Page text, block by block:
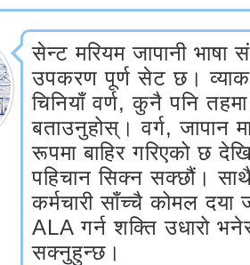
सेन्ट मरियम जापानी भाषा
उपकरण पूर्ण सेट छ।
चिनियाँ वर्ण, कुनै पनि
बताउनुहोस्। वर्ग, जापान
रूपमा बाहिर गरिएको छ
पहिचान सिक्न सक्छौं।
कर्मचारी साँच्चै कोमल
ALA गर्न शक्ति उधारो
सक्नुहुन्छ।